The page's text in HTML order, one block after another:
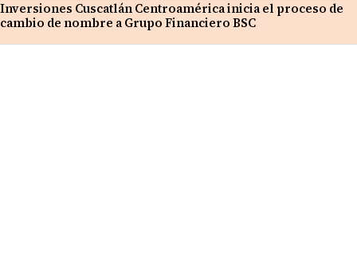
Inversiones Cuscatlán Centroamérica inicia el proceso de
cambio de nombre a Grupo Financiero BSC